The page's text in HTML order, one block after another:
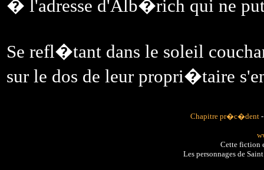
� l'adresse d'Alb�rich qui ne
Se refl�tant dans le soleil
sur le dos de leur propri�taire
Chapitre pr�c�dent
Cette fiction
Les personnages de